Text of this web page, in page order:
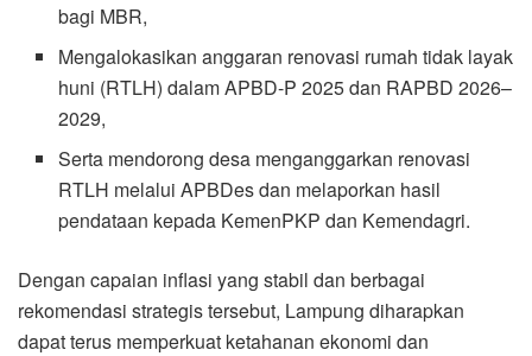
bagi MBR,
Mengalokasikan anggaran renovasi rumah tidak layak
huni (RTLH) dalam APBD-P 2025 dan RAPBD 2026–
2029,
Serta mendorong desa menganggarkan renovasi
RTLH melalui APBDes dan melaporkan hasil
pendataan kepada KemenPKP dan Kemendagri.
Dengan capaian inflasi yang stabil dan berbagai
rekomendasi strategis tersebut, Lampung diharapkan
dapat terus memperkuat ketahanan ekonomi dan